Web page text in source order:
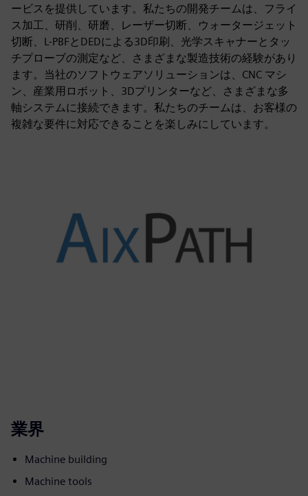
ービスを提供しています。私たちの開発チームは、フライ
ス加工、研削、研磨、レーザー切断、ウォータージェット
切断、L-PBFとDEDによる3D印刷、光学スキャナーとタッ
チプローブの測定など、さまざまな製造技術の経験があり
ます。当社のソフトウェアソリューションは、CNC マシ
ン、産業用ロボット、3Dプリンターなど、さまざまな多
軸システムに接続できます。私たちのチームは、お客様の
複雑な要件に対応できることを楽しみにしています。
業界
Machine building
Machine tools